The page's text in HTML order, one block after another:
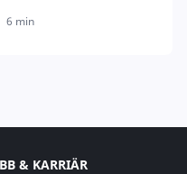
6 min
& KARRIÄR